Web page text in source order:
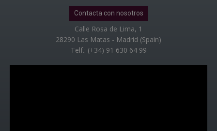
Contacta con nosotros
Calle Rosa de Lima, 1
28290 Las Matas - Madrid (Spain)
Telf.: (+34) 91 630 64 99